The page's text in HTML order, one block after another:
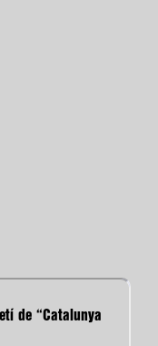
de “Catalunya